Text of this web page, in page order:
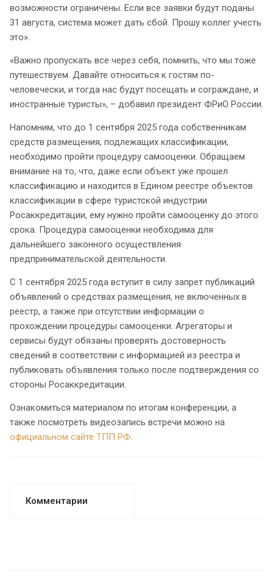
возможности ограничены. Если все заявки будут поданы
31 августа, система может дать сбой. Прошу коллег учесть
это».
«Важно пропускать все через себя, помнить, что мы тоже
путешествуем. Давайте относиться к гостям по-
человечески, и тогда нас будут посещать и сограждане, и
иностранные туристы», – добавил президент ФРиО России.
Напомним, что до 1 сентября 2025 года собственникам
средств размещения, подлежащих классификации,
необходимо пройти процедуру самооценки. Обращаем
внимание на то, что, даже если объект уже прошел
классификацию и находится в Едином реестре объектов
классификации в сфере туристской индустрии
Росаккредитации, ему нужно пройти самооценку до этого
срока. Процедура самооценки необходима для
дальнейшего законного осуществления
предпринимательской деятельности.
С 1 сентября 2025 года вступит в силу запрет публикаций
объявлений о средствах размещения, не включенных в
реестр, а также при отсутствии информации о
прохождении процедуры самооценки. Агрегаторы и
сервисы будут обязаны проверять достоверность
сведений в соответствии с информацией из реестра и
публиковать объявления только после подтверждения со
стороны Росаккредитации.
Ознакомиться материалом по итогам конференции, а
также посмотреть видеозапись встречи можно на
официальном сайте ТПП РФ.
Комментарии